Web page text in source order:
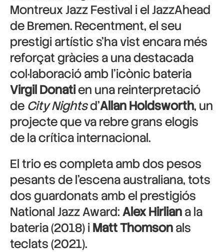
Montreux Jazz Festival i el JazzAhead
de Bremen. Recentment, el seu
prestigi artístic s’ha vist encara més
reforçat gràcies a una destacada
col·laboració amb l’icònic bateria
Virgil Donatien una reinterpretació
de City Nightsd’Allan Holdsworth, un
projecte que va rebre grans elogis
de la crítica internacional.
El trio es completa amb dos pesos
pesants de l’escena australiana, tots
dos guardonats amb el prestigiós
National Jazz Award:Alex Hirliana la
bateria (2018) iMatt Thomsonals
teclats (2021).